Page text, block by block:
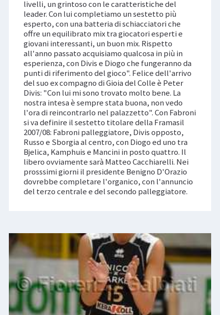
livelli, un grintoso con le caratteristiche del
leader. Con lui completiamo un sestetto più
esperto, con una batteria di schiacciatori che
offre un equilibrato mix tra giocatori esperti e
giovani interessanti, un buon mix. Rispetto
all'anno passato acquisiamo qualcosa in più in
esperienza, con Divis e Diogo che fungeranno da
punti di riferimento del gioco". Felice dell'arrivo
del suo ex compagno di Gioia del Colle è Peter
Divis: "Con lui mi sono trovato molto bene. La
nostra intesa è sempre stata buona, non vedo
l'ora di reincontrarlo nel palazzetto". Con Fabroni
si va definire il sestetto titolare della Framasil
2007/08: Fabroni palleggiatore, Divis opposto,
Russo e Sborgia al centro, con Diogo ed uno tra
Bjelica, Kamphuis e Mancini in posto quattro. Il
libero ovviamente sarà Matteo Cacchiarelli. Nei
prosssimi giorni il presidente Benigno D'Orazio
dovrebbe completare l'organico, con l'annuncio
del terzo centrale e del secondo palleggiatore.